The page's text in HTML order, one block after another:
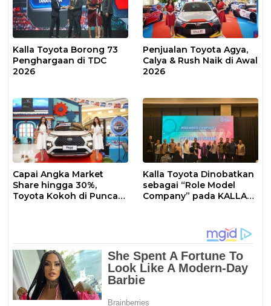
Kalla Toyota Borong 73
Penghargaan di TDC
2026
Penjualan Toyota Agya,
Calya & Rush Naik di Awal
2026
Capai Angka Market
Share hingga 30%,
Toyota Kokoh di Puncak
Kalla Toyota Dinobatkan
sebagai “Role Model
Company” pada KALLA